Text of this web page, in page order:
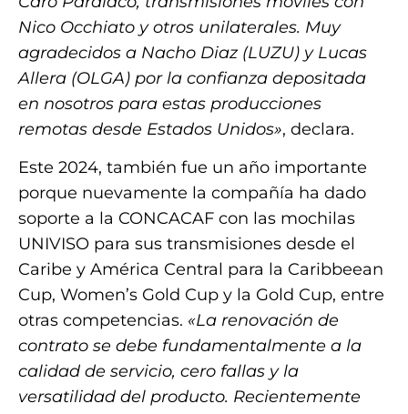
Nico Occhiato y otros unilaterales. Muy
agradecidos a Nacho Diaz (LUZU) y Lucas
Allera (OLGA) por la confianza depositada
en nosotros para estas producciones
remotas desde Estados Unidos», declara.
Este 2024, también fue un año importante
porque nuevamente la compañía ha dado
soporte a la CONCACAF con las mochilas
UNIVISO para sus transmisiones desde el
Caribe y América Central para la Caribbeean
Cup, Women’s Gold Cup y la Gold Cup, entre
otras competencias. «La renovación de
contrato se debe fundamentalmente a la
calidad de servicio, cero fallas y la
versatilidad del producto. Recientemente